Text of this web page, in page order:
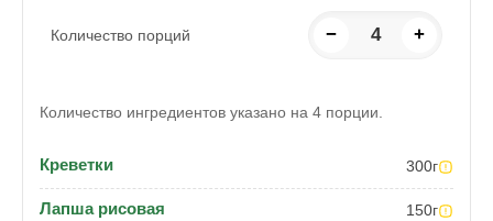
Количество порций − 4 +
Количество ингредиентов указано на 4 порции.
Креветки 300г
Лапша рисовая 150г